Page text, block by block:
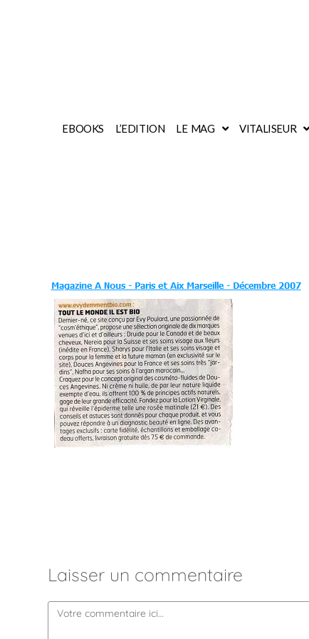
EBOOKS L’EDITION LE MAG VITALISEUR
Laisser un commentaire